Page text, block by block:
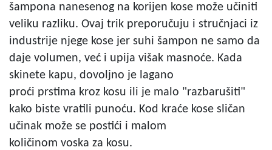
šampona nanesenog na korijen kose može učiniti
veliku razliku. Ovaj trik preporučuju i stručnjaci iz
industrije njege kose jer suhi šampon ne samo da
daje volumen, već i upija višak masnoće. Kada
skinete kapu, dovoljno je lagano
proći prstima kroz kosu ili je malo "razbarušiti"
kako biste vratili punoću. Kod kraće kose sličan
učinak može se postići i malom
količinom voska za kosu.